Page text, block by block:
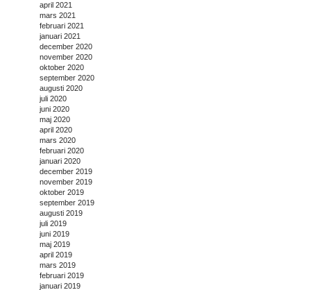
april 2021
mars 2021
februari 2021
januari 2021
december 2020
november 2020
oktober 2020
september 2020
augusti 2020
juli 2020
juni 2020
maj 2020
april 2020
mars 2020
februari 2020
januari 2020
december 2019
november 2019
oktober 2019
september 2019
augusti 2019
juli 2019
juni 2019
maj 2019
april 2019
mars 2019
februari 2019
januari 2019